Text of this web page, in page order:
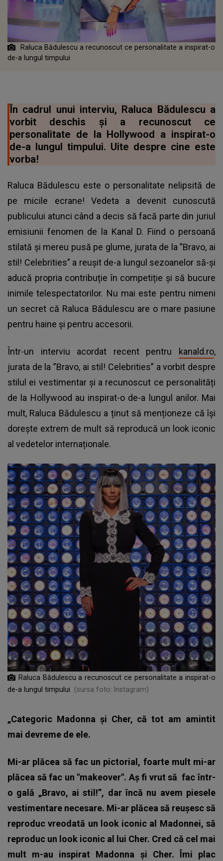
Raluca Bădulescu a recunoscut ce personalitate a inspirat-o
de-a lungul timpului
În cadrul unui interviu, Raluca Bădulescu a
vorbit deschis și a recunoscut ce
personalitate de la Hollywood a inspirat-o
de-a lungul timpului. Uite despre cine este
vorba!
Raluca Bădulescu este o personalitate nelipsită de
pe micile ecrane! Vedeta a devenit cunoscută
publicului atunci când a decis să facă parte din juriul
emisiunii fenomen de la Kanal D. Fiind o persoană
stilată și mereu pusă pe glume, jurata de la ”Bravo, ai
stil! Celebrities” a reușit de-a lungul sezoanelor să-și
aducă propria contribuție în competiție și să bucure
inimile telespectatorilor. Nu mai este pentru nimeni
un secret că Raluca Bădulescu are o mare pasiune
pentru haine și pentru accesorii.
Într-un interviu acordat recent pentru kanald.ro,
jurata de la ”Bravo, ai stil! Celebrities” a vorbit despre
stilul ei vestimentar și a recunoscut ce personalități
de la Hollywood au inspirat-o de-a lungul anilor. Mai
mult, Raluca Bădulescu a ținut să menționeze că își
dorește extrem de mult să reproducă un look iconic
al vedetelor internaționale.
Raluca Bădulescu a recunoscut ce personalitate a inspirat-o
de-a lungul timpului
(sursa foto: Instagram)
„Categoric Madonna și Cher, că tot am amintit
mai devreme de ele.
Mi-ar plăcea să fac un pictorial, foarte mult mi-ar
plăcea să fac un "makeover". Aș fi vrut să fac într-
o gală „Bravo, ai stil!”, dar încă nu avem piesele
vestimentare necesare. Mi-ar plăcea să reușesc să
reproduc vreodată un look iconic al Madonnei, să
reproduc un look iconic al lui Cher. Cred că cel mai
mult m-au inspirat Madonna și Cher. Îmi plac